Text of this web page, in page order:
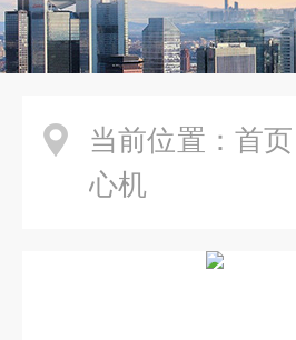
当前位置： 首页
心机